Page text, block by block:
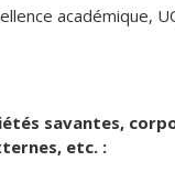
académique,
savantes,
etc. :